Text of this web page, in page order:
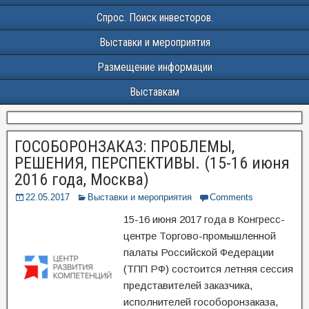
Спрос. Поиск инвесторов.
Выставки и мероприятия
Размещение информации
Выставкам
ГОСОБОРОНЗАКАЗ: ПРОБЛЕМЫ,
РЕШЕНИЯ, ПЕРСПЕКТИВЫ. (15-16 июня
2016 года, Москва)
22.05.2017 Выставки и мероприятия Comments
15-16 июня 2017 года в Конгресс-
центре Торгово-промышленной
палаты Российской Федерации
(ТПП РФ) состоится летняя сессия
представителей заказчика,
исполнителей гособоронзаказа,